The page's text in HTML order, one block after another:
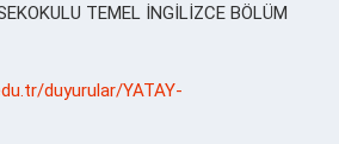
TEMEL İNGİLİZCE BÖLÜM
duyurular/YATAY-